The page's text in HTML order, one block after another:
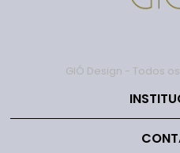
GIÓ Design - Todos